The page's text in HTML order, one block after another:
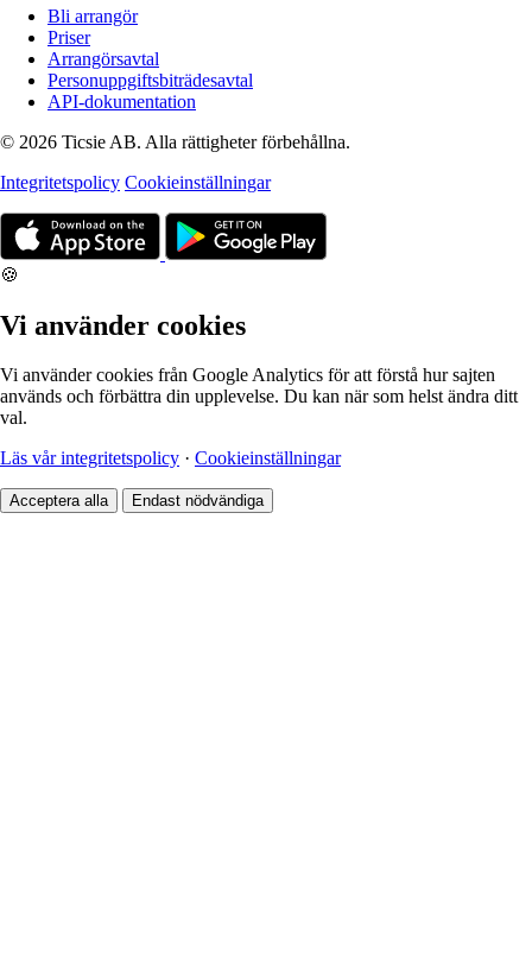
Bli arrangör
Priser
Arrangörsavtal
Personuppgiftsbiträdesavtal
API-dokumentation
© 2026 Ticsie AB. Alla rättigheter förbehållna.
Integritetspolicy Cookieinställningar
🍪
Vi använder cookies
Vi använder cookies från Google Analytics för att förstå hur sajten
används och förbättra din upplevelse. Du kan när som helst ändra ditt
val.
Läs vår integritetspolicy · Cookieinställningar
Acceptera alla Endast nödvändiga